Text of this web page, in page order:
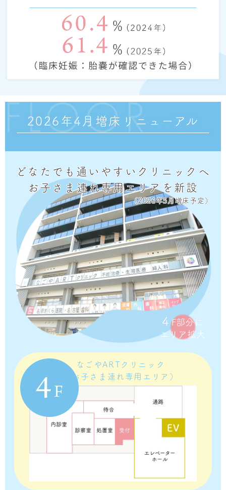
FLOOR
2026年4月増床リニューアル
どなたでも通いやすいクリニックへ
お子さま連れ専用エリアを新設
（2026年5月増床予定）
4 F部分に
エリア拡大
なごやARTクリニック
（お子さま連れ専用エリア）